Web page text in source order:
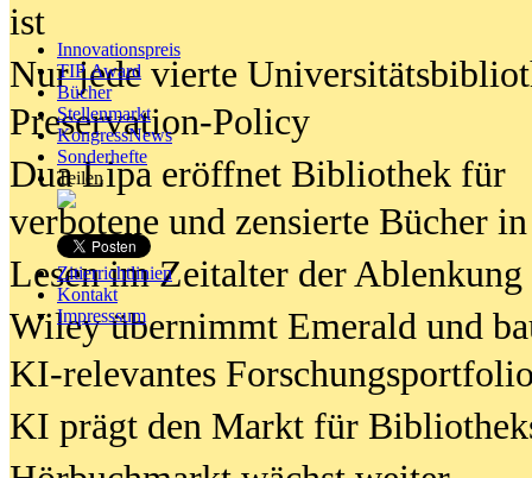
Innovationspreis
TIP Award
Bücher
Stellenmarkt
KongressNews
Sonderhefte
Teilen
Zitierrichtlinien
Kontakt
Impresssum
ist
Nur jede vierte
Preservation-Policy
Dua Lipa eröffnet Bibliothek für
verbotene und zensierte Bücher
Lesen im Zeitalter der Ablenkung
Wiley übernimmt Emerald und
KI-relevantes
KI prägt den Markt für